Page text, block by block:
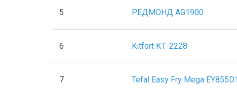
5 РЕДМОНД AG1900
6 Kitfort КТ-2228
7 Tefal Easy Fry Mega